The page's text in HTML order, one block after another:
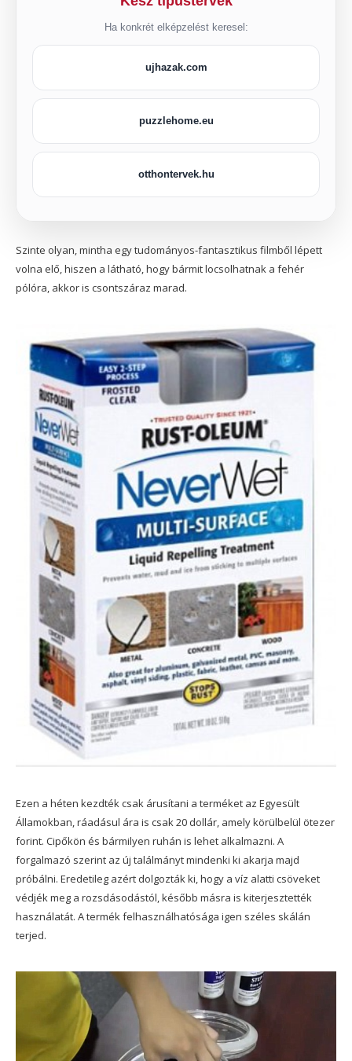
Ha konkrét elképzelést keresel:
ujhazak.com
puzzlehome.eu
otthontervek.hu
Szinte olyan, mintha egy tudományos-fantasztikus filmből lépett
volna elő, hiszen a látható, hogy bármit locsolhatnak a fehér
pólóra, akkor is csontszáraz marad.
Ezen a héten kezdték csak árusítani a terméket az Egyesült
Államokban, ráadásul ára is csak 20 dollár, amely körülbelül ötezer
forint. Cipőkön és bármilyen ruhán is lehet alkalmazni. A
forgalmazó szerint az új találmányt mindenki ki akarja majd
próbálni. Eredetileg azért dolgozták ki, hogy a víz alatti csöveket
védjék meg a rozsdásodástól, később másra is kiterjesztették
használatát. A termék felhasználhatósága igen széles skálán
terjed.